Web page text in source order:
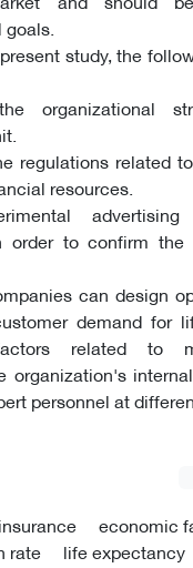
goals.
study, the
organizational
.
regulations related
resources.
order to confirm the
can design
demand for
related to
organization's
personnel at
economic
rate
life expectancy